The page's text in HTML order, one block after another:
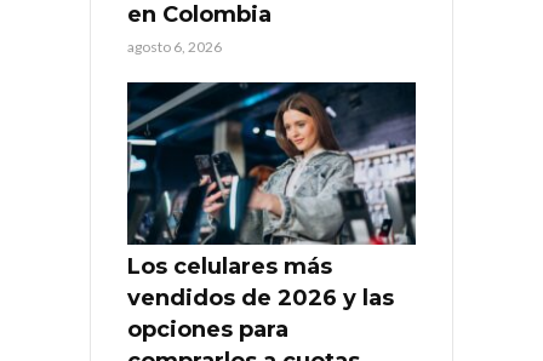
en Colombia
agosto 6, 2026
Los celulares más
vendidos de 2026 y las
opciones para